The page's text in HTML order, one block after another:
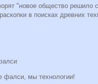
"новое общество решило
в поисках древних
фалси, мы технологии!